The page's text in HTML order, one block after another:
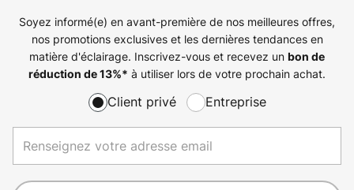
Soyez informé(e) en avant-première de nos meilleures offres,
nos promotions exclusives et les dernières tendances en
matière d'éclairage. Inscrivez-vous et recevez un bon de
réduction de13%* à utiliser lors de votre prochain achat.
Client privé Entreprise